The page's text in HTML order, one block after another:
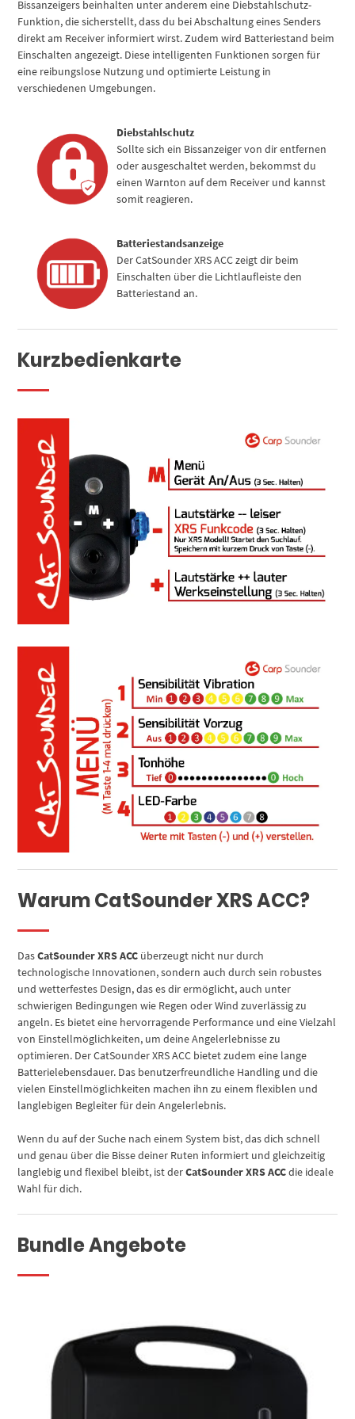
Bissanzeigers beinhalten unter anderem eine Diebstahlschutz-
Funktion, die sicherstellt, dass du bei Abschaltung eines Senders
direkt am Receiver informiert wirst. Zudem wird Batteriestand beim
Einschalten angezeigt. Diese intelligenten Funktionen sorgen für
eine reibungslose Nutzung und optimierte Leistung in
verschiedenen Umgebungen.
Diebstahlschutz
Sollte sich ein Bissanzeiger von dir entfernen
oder ausgeschaltet werden, bekommst du
einen Warnton auf dem Receiver und kannst
somit reagieren.
Batteriestandsanzeige
Der CatSounder XRS ACC zeigt dir beim
Einschalten über die Lichtlaufleiste den
Batteriestand an.
Kurzbedienkarte
Warum CatSounder XRS ACC?
DasCatSounder XRS ACC überzeugt nicht nur durch
technologische Innovationen, sondern auch durch sein robustes
und wetterfestes Design, das es dir ermöglicht, auch unter
schwierigen Bedingungen wie Regen oder Wind zuverlässig zu
angeln. Es bietet eine hervorragende Performance und eine Vielzahl
von Einstellmöglichkeiten, um deine Angelerlebnisse zu
optimieren. Der CatSounder XRS ACC bietet zudem eine lange
Batterielebensdauer. Das benutzerfreundliche Handling und die
vielen Einstellmöglichkeiten machen ihn zu einem flexiblen und
langlebigen Begleiter für dein Angelerlebnis.
Wenn du auf der Suche nach einem System bist, das dich schnell
und genau über die Bisse deiner Ruten informiert und gleichzeitig
langlebig und flexibel bleibt, ist derCatSounder XRS ACCdie ideale
Wahl für dich.
Bundle Angebote